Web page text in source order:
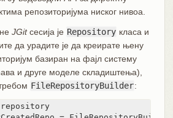
репозиторијума ниског нивоа.
JGitсесија је Repository класа и
да урадите је да креирате њену
базиран на фајл систему
и друге моделе складиштења),
FileRepositoryBuilder: